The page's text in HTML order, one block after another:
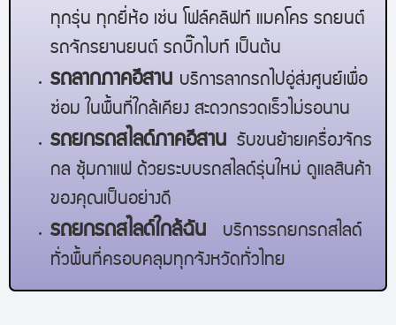
ทุกรุ่น ทุกยี่ห้อ เช่น โฟล์คลิฟท์ แมคโคร รถยนต์
รถจักรยานยนต์ รถบิ๊กไบท์ เป็นต้น
รถลากภาคอีสาน บริการลากรถไปอู่ส่งศูนย์เพื่อ
ซ่อม ในพื้นที่ใกล้เคียง สะดวกรวดเร็วไม่รอนาน
รถยกรถสไลด์ภาคอีสาน
รับขนย้ายเครื่องจักร
กล ซุ้มกาแฟ ด้วยระบบรถสไลด์รุ่นใหม่ ดูแลสินค้า
ของคุณเป็นอย่างดี
รถยกรถสไลด์ใกล้ฉัน
บริการรถยกรถสไลด์
ทั่วพื้นที่ครอบคลุมทุกจังหวัดทั่วไทย